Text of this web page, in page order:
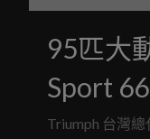
95匹大
Sport
Triumph 台灣